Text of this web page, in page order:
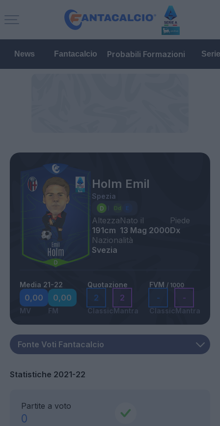
News Fantacalcio Probabili Formazioni
Holm Emil
Spezia
Altezza
191cm
Nato il
13 Mag 2000
Piede
Dx
Nazionalità
Svezia
Media 21-22
0,00
MV
0,00
FM
Quotazione
2
Classic
2
Mantra
FVM / 1000
-
Classic
-
Mantra
Statistiche 2021-22
Partite a voto
0